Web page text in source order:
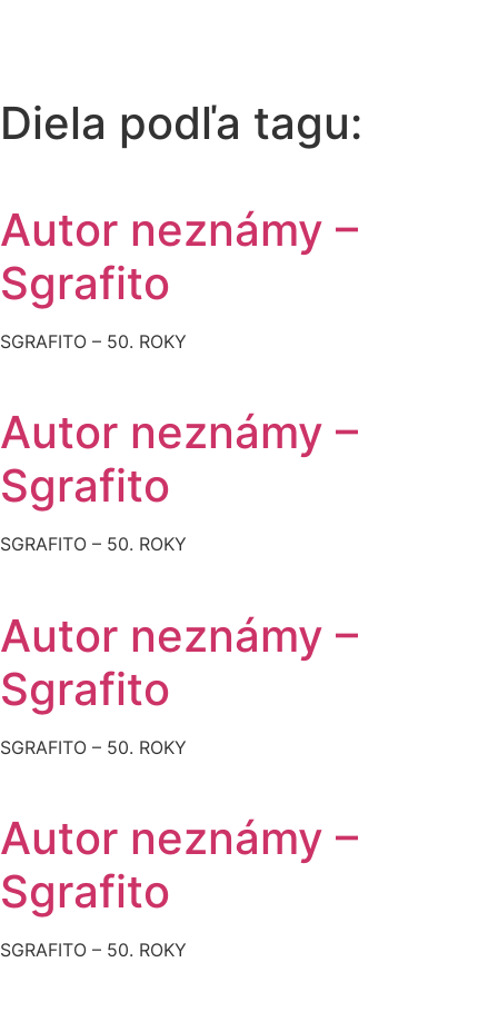
Diela podľa tagu:
Autor neznámy –
Sgrafito
SGRAFITO – 50. ROKY
Autor neznámy –
Sgrafito
SGRAFITO – 50. ROKY
Autor neznámy –
Sgrafito
SGRAFITO – 50. ROKY
Autor neznámy –
Sgrafito
SGRAFITO – 50. ROKY